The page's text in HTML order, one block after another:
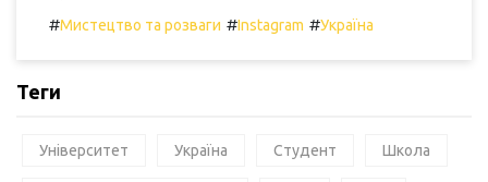
#Мистецтво та розваги #Instagram #Україна
Теги
Університет Україна Студент Школа